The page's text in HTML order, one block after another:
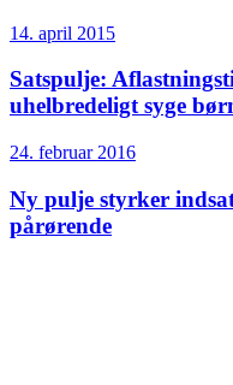
14. april 2015
Satspulje:
uhelbredeligt syge
24. februar 2016
Ny pulje styrker
pårørende